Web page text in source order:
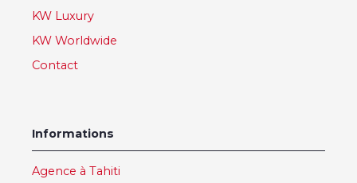
KW Luxury
KW Worldwide
Contact
Informations
Agence à Tahiti